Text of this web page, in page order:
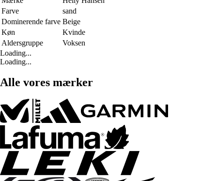
Farve
sand
Dominerende farve Beige
Køn
Kvinde
Aldersgruppe
Voksen
Loading...
Loading...
Alle vores mærker